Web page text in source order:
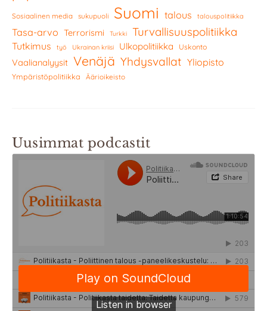
Sosiaalinen media sukupuoli Suomi talous talouspolitiikka
Tasa-arvo Terrorismi Turkki Turvallisuuspolitiikka
Tutkimus työ Ukrainan kriisi Ulkopolitiikka Uskonto
Vaalianalyysit Venäjä Yhdysvallat Yliopisto
Ympäristöpolitiikka Äärioikeisto
Uusimmat podcastit